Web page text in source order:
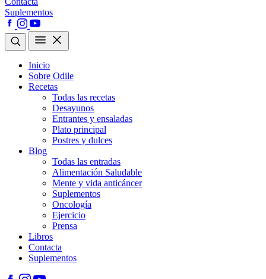
Suplementos
Inicio
Sobre Odile
Recetas
Todas las recetas
Desayunos
Entrantes y ensaladas
Plato principal
Postres y dulces
Blog
Todas las entradas
Alimentación Saludable
Mente y vida anticáncer
Suplementos
Oncología
Ejercicio
Prensa
Libros
Contacta
Suplementos